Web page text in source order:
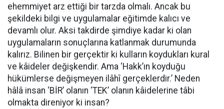
ehemmiyet arz ettiği bir tarzda olmalı. Ancak bu
şekildeki bilgi ve uygulamalar eğitimde kalıcı ve
devamlı olur. Aksi takdirde şimdiye kadar ki olan
uygulamaların sonuçlarına katlanmak durumunda
kalırız. Bilinen bir gerçektir ki kulların koydukları kural
ve kâideler değişkendir. Ama ‘Hakk’ın koyduğu
hükümlerse değişmeyen ilâhî gerçeklerdir.’ Neden
hâlâ insan ‘BİR’ olanın ‘TEK’ olanın kâidelerine tâbi
olmakta direniyor ki insan?